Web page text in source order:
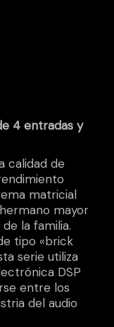
4 entradas y
calidad de
matricial
mayor
la familia.
tipo «brick
serie utiliza
DSP
entre los
del audio